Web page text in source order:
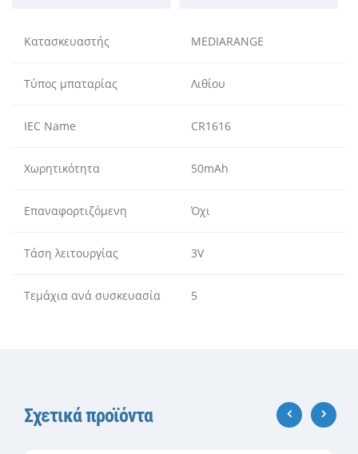
Κατασκευαστής MEDIARANGE
Τύπος μπαταρίας Λιθίου
IEC Name CR1616
Χωρητικότητα 50mAh
Επαναφορτιζόμενη Όχι
Τάση λειτουργίας 3V
Τεμάχια ανά συσκευασία 5
Σχετικά προϊόντα